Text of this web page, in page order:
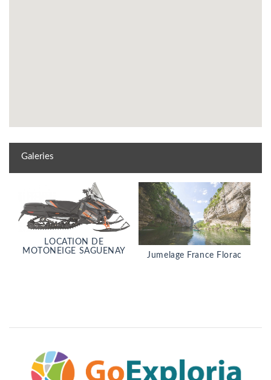
Galeries
LOCATION DE
MOTONEIGE SAGUENAY
Jumelage France Florac